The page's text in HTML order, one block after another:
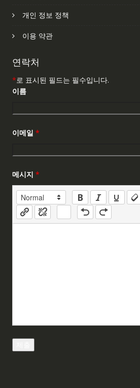
개인 정보 정책
이용 약관
연락처
*로 표시된 필드는 필수입니다.
이름
이메일 *
메시지 *